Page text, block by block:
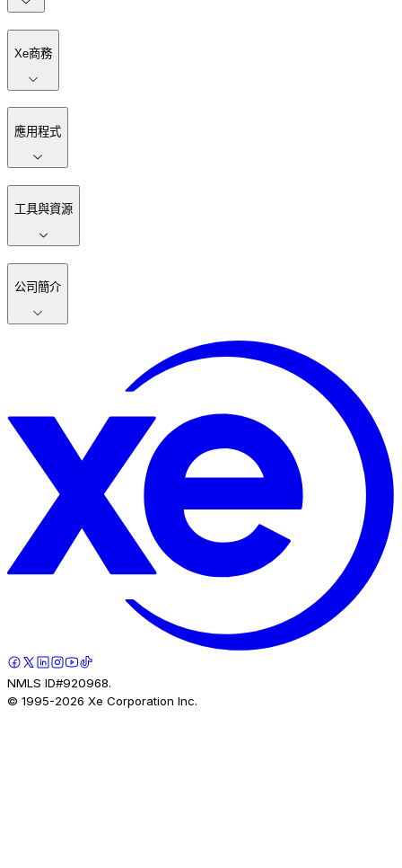
Xe商務
應用程式
工具與資源
公司簡介
NMLS ID#920968.
© 1995-2026 Xe Corporation Inc.